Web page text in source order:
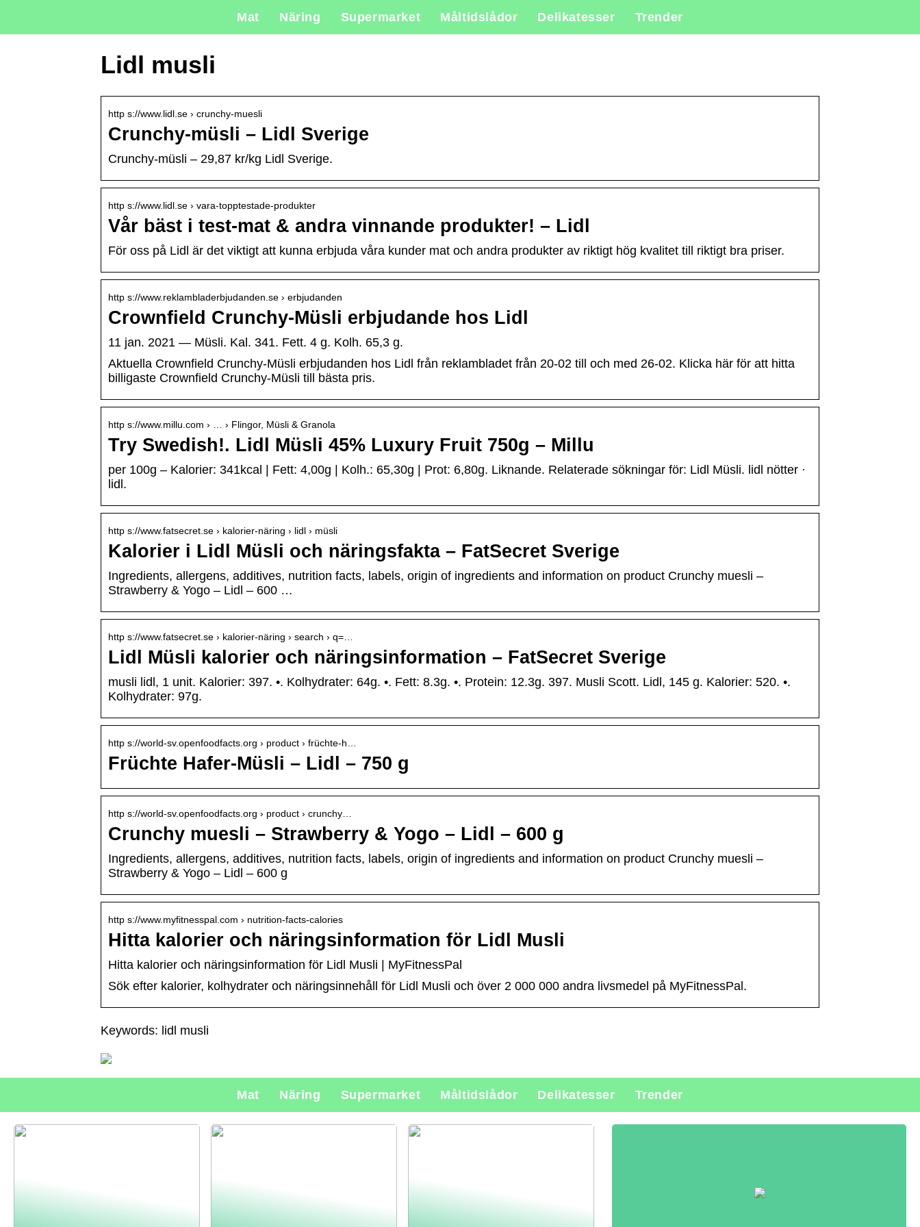
Mat Näring Supermarket Måltidslådor Delikatesser Trender
Lidl musli
http s://www.lidl.se › crunchy-muesli
Crunchy-müsli – Lidl Sverige
Crunchy-müsli – 29,87 kr/kg Lidl Sverige.
http s://www.lidl.se › vara-topptestade-produkter
Vår bäst i test-mat & andra vinnande produkter! – Lidl
För oss på Lidl är det viktigt att kunna erbjuda våra kunder mat och andra produkter av riktigt hög kvalitet till riktigt bra priser.
http s://www.reklambladerbjudanden.se › erbjudanden
Crownfield Crunchy-Müsli erbjudande hos Lidl
11 jan. 2021 — Müsli. Kal. 341. Fett. 4 g. Kolh. 65,3 g.
Aktuella Crownfield Crunchy-Müsli erbjudanden hos Lidl från reklambladet från 20-02 till och med 26-02. Klicka här för att hitta
billigaste Crownfield Crunchy-Müsli till bästa pris.
http s://www.millu.com › … › Flingor, Müsli & Granola
Try Swedish!. Lidl Müsli 45% Luxury Fruit 750g – Millu
per 100g – Kalorier: 341kcal | Fett: 4,00g | Kolh.: 65,30g | Prot: 6,80g. Liknande. Relaterade sökningar för: Lidl Müsli. lidl nötter ·
lidl.
http s://www.fatsecret.se › kalorier-näring › lidl › müsli
Kalorier i Lidl Müsli och näringsfakta – FatSecret Sverige
Ingredients, allergens, additives, nutrition facts, labels, origin of ingredients and information on product Crunchy muesli –
Strawberry & Yogo – Lidl – 600 …
http s://www.fatsecret.se › kalorier-näring › search › q=…
Lidl Müsli kalorier och näringsinformation – FatSecret Sverige
musli lidl, 1 unit. Kalorier: 397. •. Kolhydrater: 64g. •. Fett: 8.3g. •. Protein: 12.3g. 397. Musli Scott. Lidl, 145 g. Kalorier: 520. •.
Kolhydrater: 97g.
http s://world-sv.openfoodfacts.org › product › früchte-h…
Früchte Hafer-Müsli – Lidl – 750 g
http s://world-sv.openfoodfacts.org › product › crunchy…
Crunchy muesli – Strawberry & Yogo – Lidl – 600 g
Ingredients, allergens, additives, nutrition facts, labels, origin of ingredients and information on product Crunchy muesli –
Strawberry & Yogo – Lidl – 600 g
http s://www.myfitnesspal.com › nutrition-facts-calories
Hitta kalorier och näringsinformation för Lidl Musli
Hitta kalorier och näringsinformation för Lidl Musli | MyFitnessPal
Sök efter kalorier, kolhydrater och näringsinnehåll för Lidl Musli och över 2 000 000 andra livsmedel på MyFitnessPal.
Keywords: lidl musli
Mat Näring Supermarket Måltidslådor Delikatesser Trender